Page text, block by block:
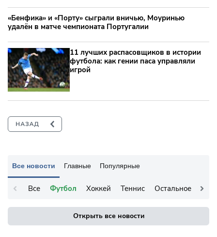
Все новости Главные Популярные
Все Футбол Хоккей Теннис Остальное
Открыть все новости
«Бенфика» и «Порту» сыграли вничью, Моуринью
удалён в матче чемпионата Португалии
11 лучших распасовщиков в истории
футбола: как гении паса управляли
игрой